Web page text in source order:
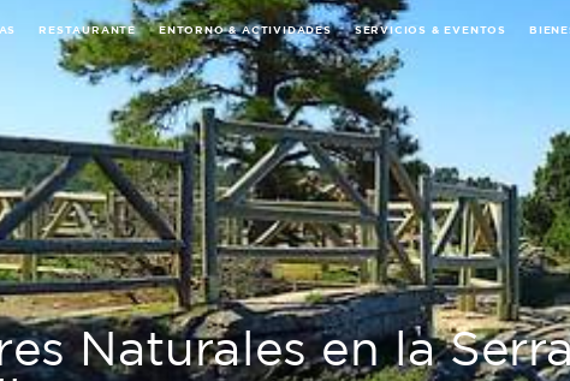
RESTAURANTE ENTORNO & ACTIVIDADES SERVICIOS & EVENTOS
CASAS RESTAURANTE ENTORNO & ACTIVIDADES SERVICIOS &
Naturales en la